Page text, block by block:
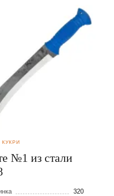
№1 из стали
320